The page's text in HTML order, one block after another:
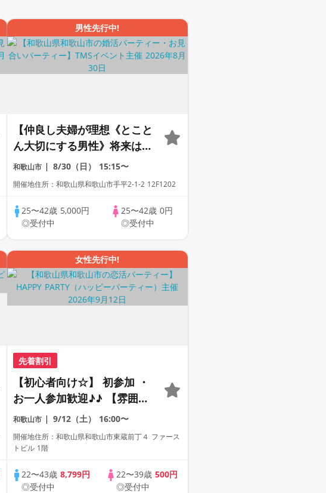
男性先行中!
【仲良し夫婦が理想《とこと
ん大切にする男性》将来は温
かい家庭にしたい編】婚活パ
ーティー・街コン ～真剣な
和歌山市 8/30（日） 15:15〜
開催地住所：和歌山県和歌山市手平2-1-2 12F1202
25〜42歳 5,000円
◎受付中
25〜42歳 0円
◎受付中
女性先行中!
先着割引
【初心者向け☆】 初参加 ・
お一人参加歓迎♪♪ 【雰囲気
がわかる動画紹介中】週末プ
レミアム街コン
和歌山市 9/12（土） 16:00〜
開催地住所：和歌山県和歌山市東蔵前丁４ ファース
トビル 1階
22〜43歳 8,799円
◎受付中
22〜39歳 500円
◎受付中